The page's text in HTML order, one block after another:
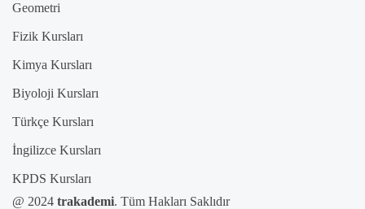
Geometri
Fizik Kursları
Kimya Kursları
Biyoloji Kursları
Türkçe Kursları
İngilizce Kursları
KPDS Kursları
@ 2024 trakademi. Tüm Hakları Saklıdır